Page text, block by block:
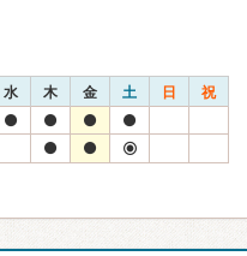
水 木 金 土 日 祝